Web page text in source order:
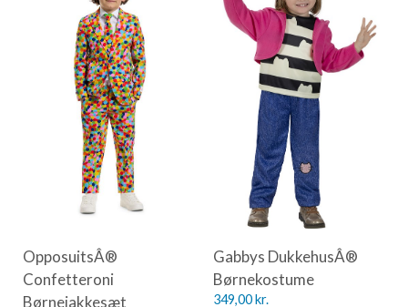
OpposuitsÂ®
Confetteroni
Børnejakkesæt
Gabbys DukkehusÂ®
Børnekostume
349,00kr.